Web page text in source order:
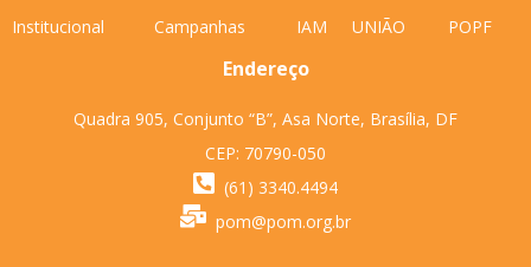
Institucional Campanhas IAM UNIÃO POPF
Endereço
Quadra 905, Conjunto “B”, Asa Norte, Brasília, DF
CEP: 70790-050
(61) 3340.4494
pom@pom.org.br